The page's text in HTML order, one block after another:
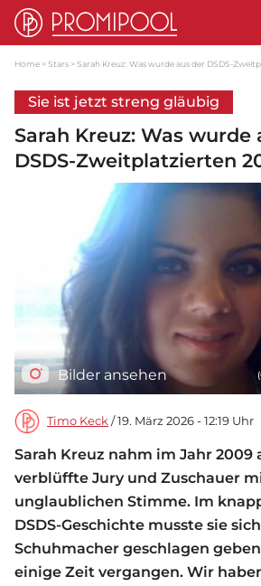
Home Stars Sarah Kreuz: Was wurde aus der DSDS-
Sie ist jetzt streng gläubig
Sarah Kreuz: Was wurde
DSDS-Zweitplatzierten
Bilder ansehen
Timo Keck / 19. März 2026 - 12:19 Uhr
Sarah Kreuz nahm im Jahr 2009
verblüffte Jury und Zuschauer
unglaublichen Stimme. Im
DSDS-Geschichte musste sie
Schuhmacher geschlagen
einige Zeit vergangen. Wir